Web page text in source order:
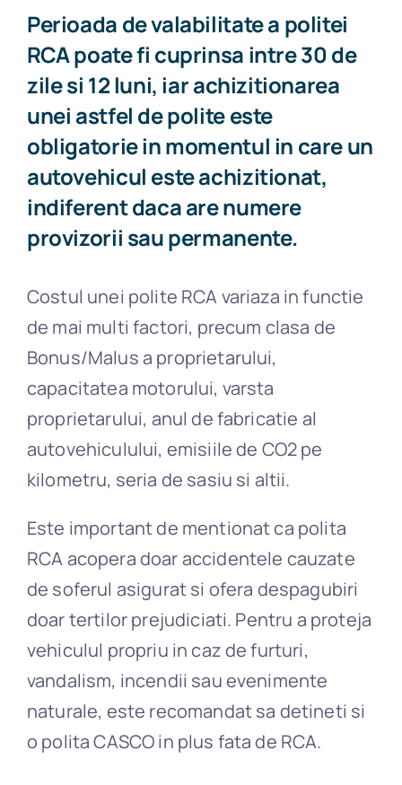
Perioada de valabilitate a politei
RCA poate fi cuprinsa intre 30 de
zile si 12 luni, iar achizitionarea
unei astfel de polite este
obligatorie in momentul in care un
autovehicul este achizitionat,
indiferent daca are numere
provizorii sau permanente.
Costul unei polite RCA variaza in functie
de mai multi factori, precum clasa de
Bonus/Malus a proprietarului,
capacitatea motorului, varsta
proprietarului, anul de fabricatie al
autovehiculului, emisiile de CO2 pe
kilometru, seria de sasiu si altii.
Este important de mentionat ca polita
RCA acopera doar accidentele cauzate
de soferul asigurat si ofera despagubiri
doar tertilor prejudiciati. Pentru a proteja
vehiculul propriu in caz de furturi,
vandalism, incendii sau evenimente
naturale, este recomandat sa detineti si
o polita CASCO in plus fata de RCA.